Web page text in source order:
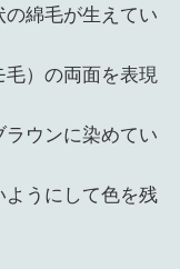
綿毛が生えてい
）の両面を表現
ウンに染めてい
うにして色を残